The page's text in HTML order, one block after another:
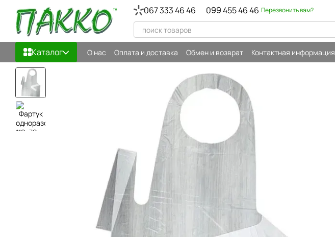
Перейти к основному контенту 067 333 46 46 099 455 46 46 Перезвонить вам?
Каталог О нас Оплата и доставка Обмен и возврат Контактная информация